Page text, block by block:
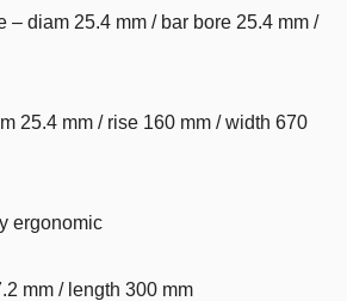
– diam 25.4 mm / bar bore 25.4 mm /
25.4 mm / rise 160 mm / width 670
ergonomic
mm / length 300 mm